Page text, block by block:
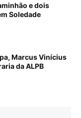
e dois
Soledade
Marcus Vinícius
da ALPB